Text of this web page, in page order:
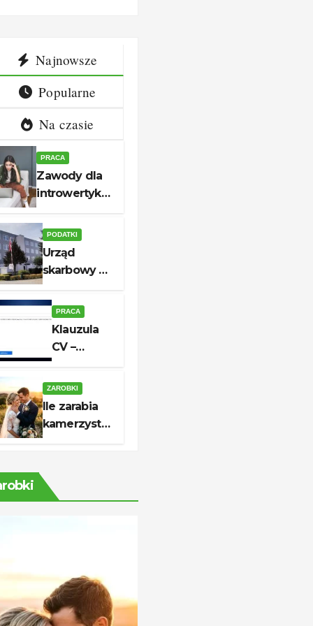
Najnowsze
Popularne
Na czasie
PRACA
Zawody dla
introwertyka
spokojnych
ścieżek
kariery
unerquicklich
PODATKI
Urząd
skarbowy w
Białogardzie
– adres,
godziny i
kontakt
PRACA
Klauzula
CV –
aktualny
wzór do
skutecznej
ZAROBKI
Ile zarabia
kamerzysta?
Stawki i
zarobki